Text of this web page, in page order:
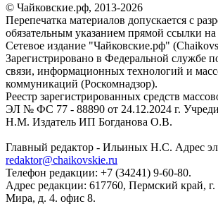
© Чайковские.рф, 2013-2026
Перепечатка материалов допускается с
обязательным указанием прямой ссылки
Сетевое издание "Чайковские.рф"
Зарегистрировано в Федеральной службе
связи, информационных технологий и
коммуникаций (Роскомнадзор).
Реестр зарегистрированных средств
ЭЛ № ФС 77 - 88890 от 24.12.2024 г.
Н.М. Издатель ИП Богданова О.В.
Главный редактор - Ильиных Н.С. Адрес
redaktor@chaikovskie.ru
Телефон редакции: +7 (34241) 9-60-80.
Адрес редакции: 617760, Пермский край, г.
Мира, д. 4. офис 8.